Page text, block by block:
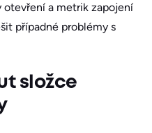
a metrik zapojení
případné problémy s
složce